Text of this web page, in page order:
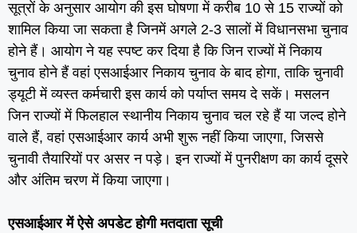
सूत्रों के अनुसार आयोग की इस घोषणा में करीब 10 से 15 राज्यों को
शामिल किया जा सकता है जिनमें अगले 2-3 सालों में विधानसभा चुनाव
होने हैं। आयोग ने यह स्पष्ट कर दिया है कि जिन राज्यों में निकाय
चुनाव होने हैं वहां एसआईआर निकाय चुनाव के बाद होगा, ताकि चुनावी
ड्यूटी में व्यस्त कर्मचारी इस कार्य को पर्याप्त समय दे सकें। मसलन
जिन राज्यों में फिलहाल स्थानीय निकाय चुनाव चल रहे हैं या जल्द होने
वाले हैं, वहां एसआईआर कार्य अभी शुरू नहीं किया जाएगा, जिससे
चुनावी तैयारियों पर असर न पड़े। इन राज्यों में पुनरीक्षण का कार्य दूसरे
और अंतिम चरण में किया जाएगा।
एसआईआर में ऐसे अपडेट होगी मतदाता सूची